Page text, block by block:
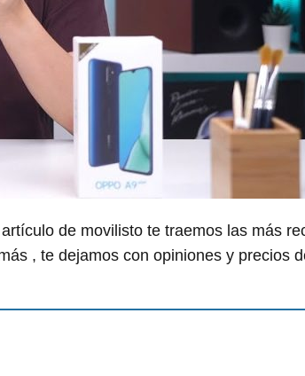
de movilisto te traemos las más
, te dejamos con opiniones y precios